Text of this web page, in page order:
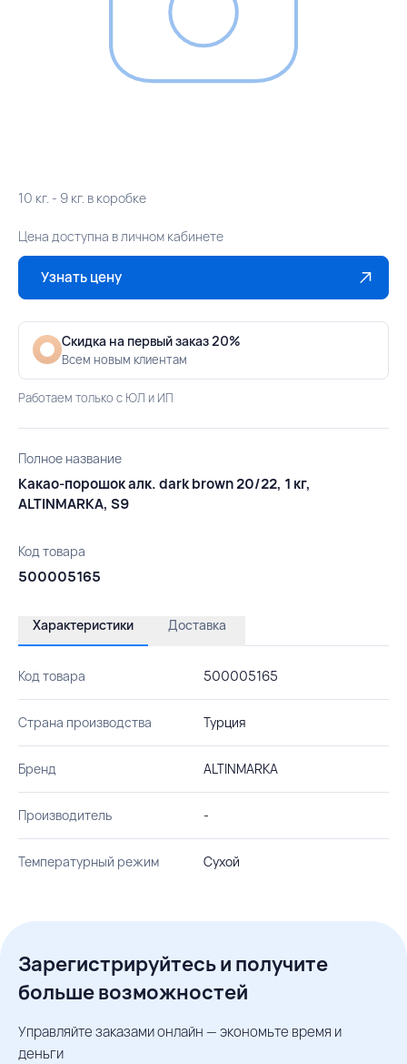
10 кг. - 9 кг. в коробке
Цена доступна в личном кабинете
Узнать цену
Скидка на первый заказ 20%
Всем новым клиентам
Работаем только с ЮЛ и ИП
Полное название
Какао-порошок алк. dark brown 20/22, 1 кг,
ALTINMARKA, S9
Код товара
500005165
Характеристики Доставка
Код товара 500005165
Страна производства Турция
Бренд ALTINMARKA
Производитель -
Температурный режим Сухой
Зарегистрируйтесь и получите
больше возможностей
Управляйте заказами онлайн — экономьте время и
деньги